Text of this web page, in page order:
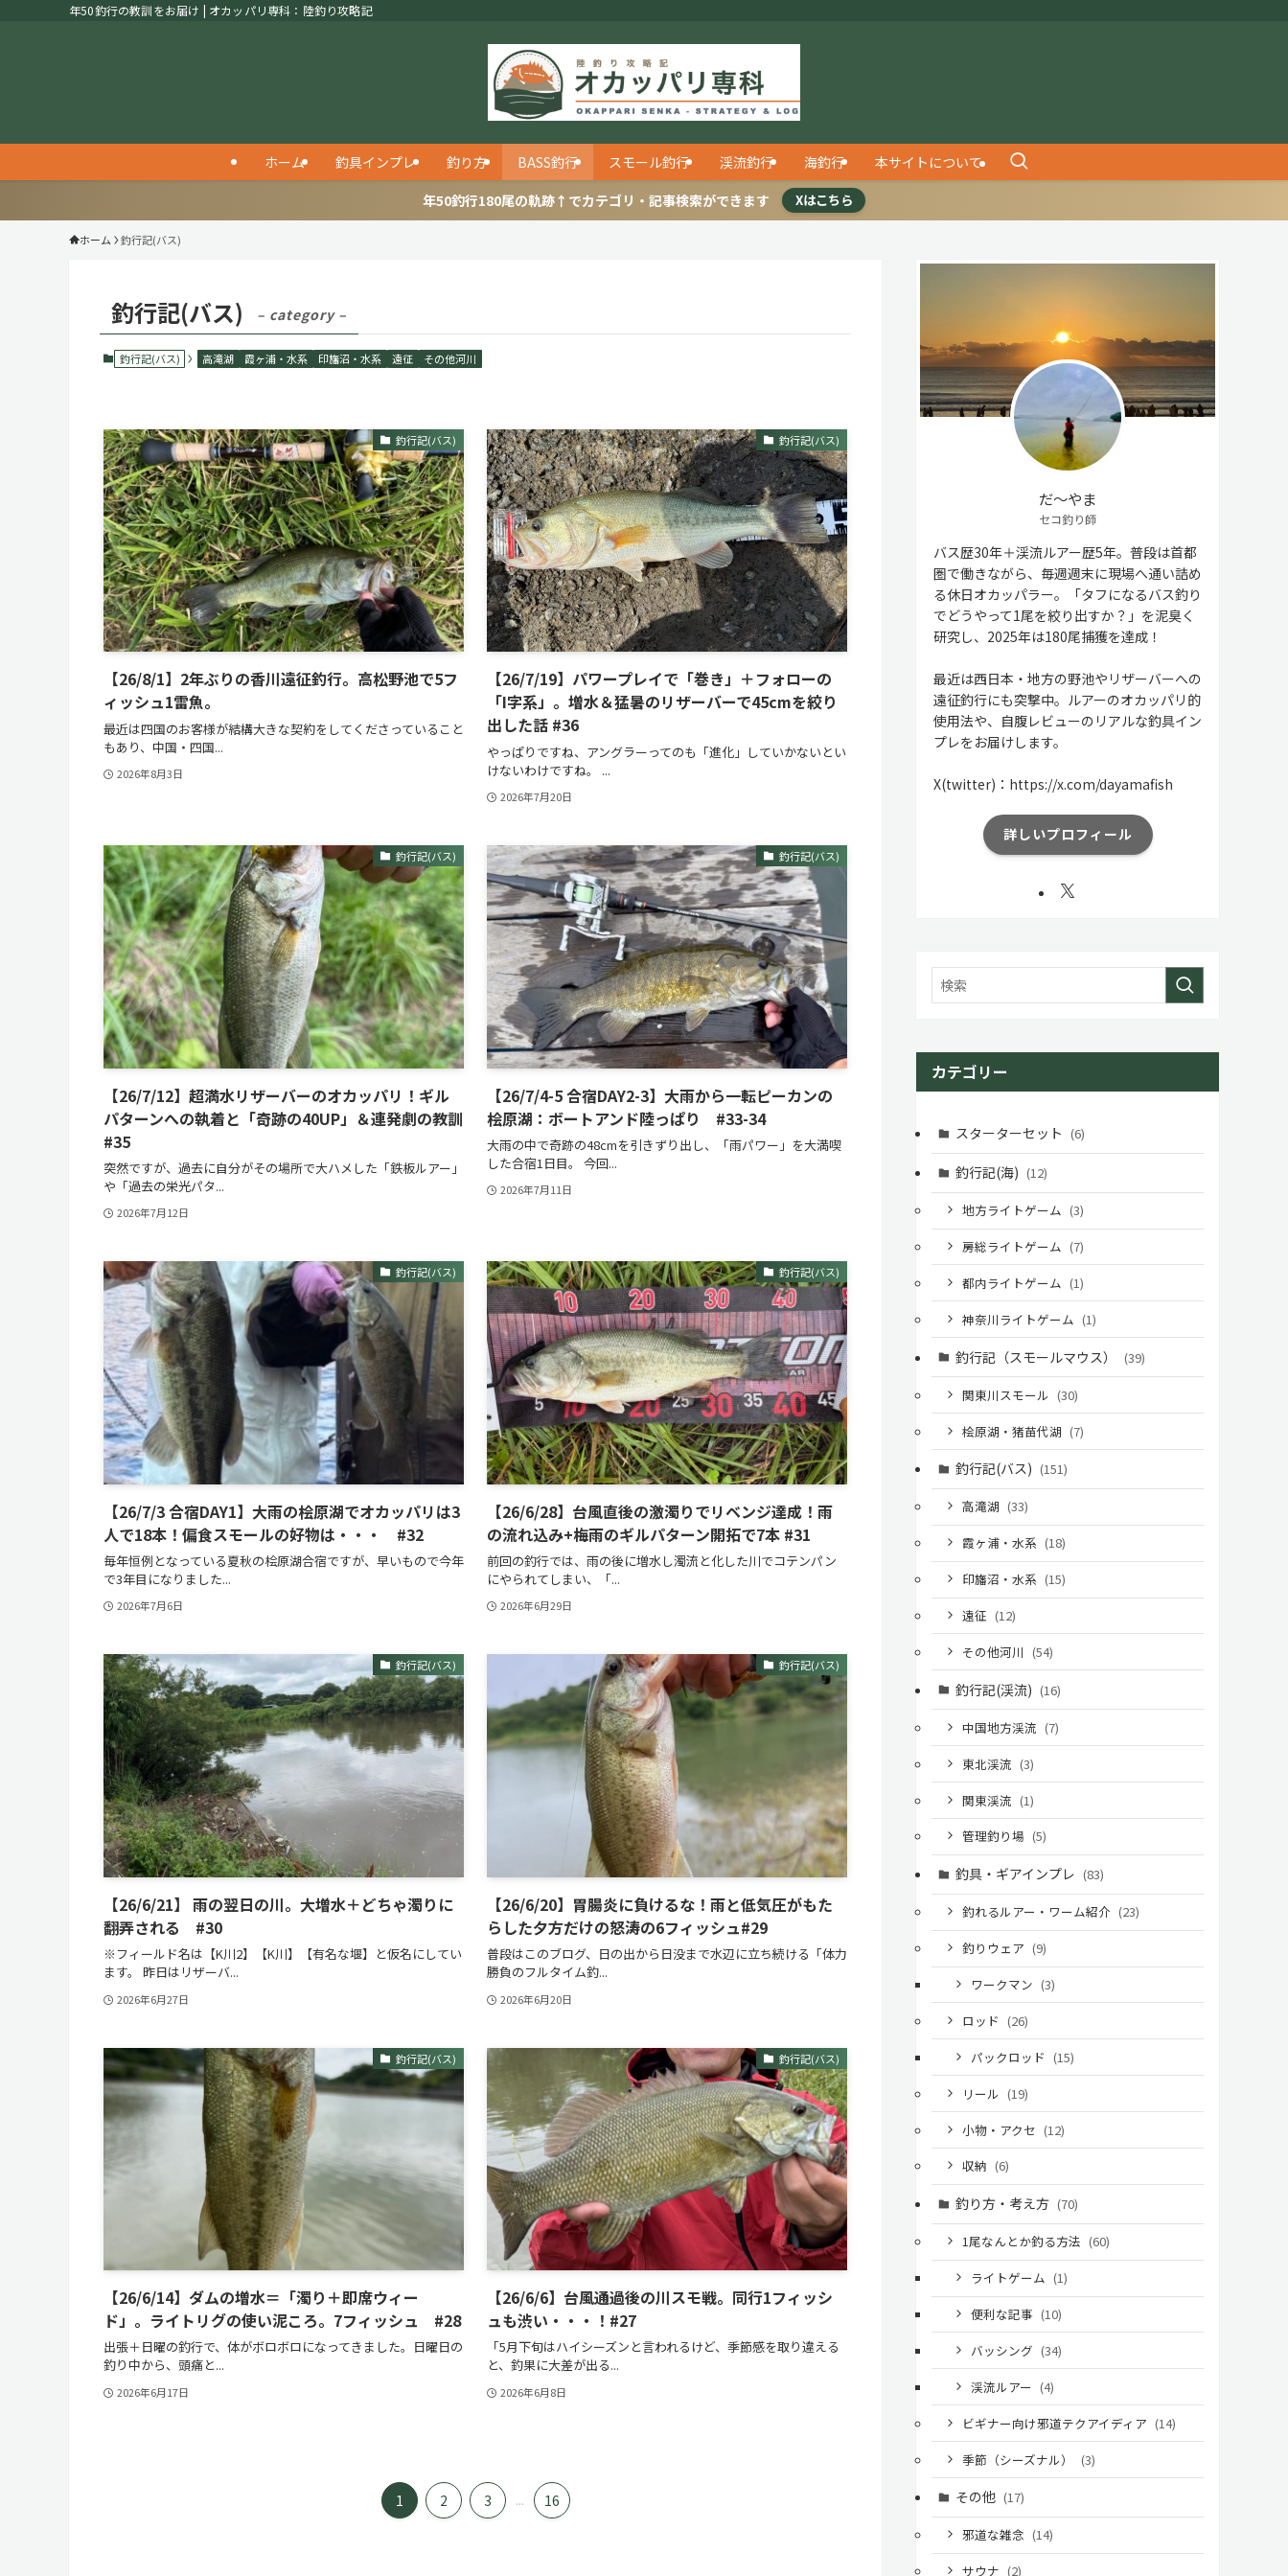
年50釣行の教訓をお届け | オカッパリ専科：陸釣り攻略記
ホーム 釣具インプレ 釣り方 BASS釣行 スモール釣行 渓流釣行 海釣行
本サイトについて
年50釣行180尾の軌跡↑でカテゴリ・記事検索ができます
Xはこちら
ホーム 釣行記(バス)
釣行記(バス) – category –
釣行記(バス) 高滝湖 霞ヶ浦・水系 印旛沼・水系 遠征 その他河川
釣行記(バス)
【26/8/1】2年ぶりの香川遠征釣行。高松野池で5フ
ィッシュ1雷魚。
最近は四国のお客様が結構大きな契約をしてくださっていること
もあり、中国・四国...
2026年8月3日
釣行記(バス)
【26/7/19】パワープレイで「巻き」＋フォローの
「I字系」。増水＆猛暑のリザーバーで45cmを絞り
出した話 #36
やっぱりですね、アングラーってのも「進化」していかないとい
けないわけですね。 ...
2026年7月20日
釣行記(バス)
【26/7/12】超満水リザーバーのオカッパリ！ギル
パターンへの執着と「奇跡の40UP」＆連発劇の教訓
#35
突然ですが、過去に自分がその場所で大ハメした「鉄板ルアー」
や「過去の栄光パタ...
2026年7月12日
釣行記(バス)
【26/7/4-5 合宿DAY2-3】大雨から一転ピーカンの
桧原湖：ボートアンド陸っぱり #33-34
大雨の中で奇跡の48cmを引きずり出し、「雨パワー」を大満喫
した合宿1日目。 今回...
2026年7月11日
釣行記(バス)
【26/7/3 合宿DAY1】大雨の桧原湖でオカッパリは3
人で18本！偏食スモールの好物は・・・ #32
毎年恒例となっている夏秋の桧原湖合宿ですが、早いもので今年
で3年目になりました...
2026年7月6日
釣行記(バス)
【26/6/28】台風直後の激濁りでリベンジ達成！雨
の流れ込み+梅雨のギルパターン開拓で7本 #31
前回の釣行では、雨の後に増水し濁流と化した川でコテンパン
にやられてしまい、「...
2026年6月29日
釣行記(バス)
【26/6/21】 雨の翌日の川。大増水＋どちゃ濁りに
翻弄される #30
※フィールド名は【K川2】【K川】【有名な堰】と仮名にしてい
ます。 昨日はリザーバ...
2026年6月27日
釣行記(バス)
【26/6/20】胃腸炎に負けるな！雨と低気圧がもた
らした夕方だけの怒涛の6フィッシュ#29
普段はこのブログ、日の出から日没まで水辺に立ち続ける「体力
勝負のフルタイム釣...
2026年6月20日
釣行記(バス)
【26/6/14】ダムの増水＝「濁り＋即席ウィー
ド」。ライトリグの使い泥ころ。7フィッシュ #28
出張＋日曜の釣行で、体がボロボロになってきました。日曜日の
釣り中から、頭痛と...
2026年6月17日
釣行記(バス)
【26/6/6】台風通過後の川スモ戦。同行1フィッシ
ュも渋い・・・！#27
「5月下旬はハイシーズンと言われるけど、季節感を取り違える
と、釣果に大差が出る...
2026年6月8日
1 2 3 ... 16
だ〜やま
セコ釣り師
バス歴30年＋渓流ルアー歴5年。普段は首都
圏で働きながら、毎週週末に現場へ通い詰め
る休日オカッパラー。「タフになるバス釣り
でどうやって1尾を絞り出すか？」を泥臭く
研究し、2025年は180尾捕獲を達成！
最近は西日本・地方の野池やリザーバーへの
遠征釣行にも突撃中。ルアーのオカッパリ的
使用法や、自腹レビューのリアルな釣具イン
プレをお届けします。
X(twitter)：https://x.com/dayamafish
詳しいプロフィール
カテゴリー
スターターセット (6)
釣行記(海) (12)
地方ライトゲーム (3)
房総ライトゲーム (7)
都内ライトゲーム (1)
神奈川ライトゲーム (1)
釣行記（スモールマウス） (39)
関東川スモール (30)
桧原湖・猪苗代湖 (7)
釣行記(バス) (151)
高滝湖 (33)
霞ヶ浦・水系 (18)
印旛沼・水系 (15)
遠征 (12)
その他河川 (54)
釣行記(渓流) (16)
中国地方渓流 (7)
東北渓流 (3)
関東渓流 (1)
管理釣り場 (5)
釣具・ギアインプレ (83)
釣れるルアー・ワーム紹介 (23)
釣りウェア (9)
ワークマン (3)
ロッド (26)
パックロッド (15)
リール (19)
小物・アクセ (12)
収納 (6)
釣り方・考え方 (70)
1尾なんとか釣る方法 (60)
ライトゲーム (1)
便利な記事 (10)
バッシング (34)
渓流ルアー (4)
ビギナー向け邪道テクアイディア (14)
季節（シーズナル）
(3)
その他 (17)
邪道な雑念 (14)
サウナ (2)